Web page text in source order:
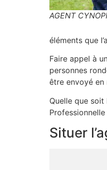
AGENT
éléments que
Faire appel à
personnes
être envoyé en
Quelle que
Situer